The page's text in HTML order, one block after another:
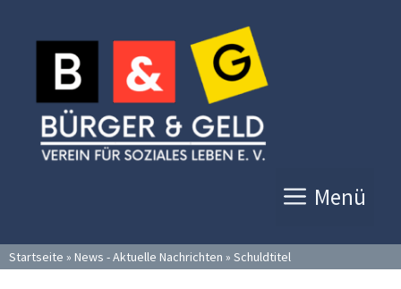
Inhalt
springen
Menü
Startseite » News - Aktuelle Nachrichten » Schuldtitel